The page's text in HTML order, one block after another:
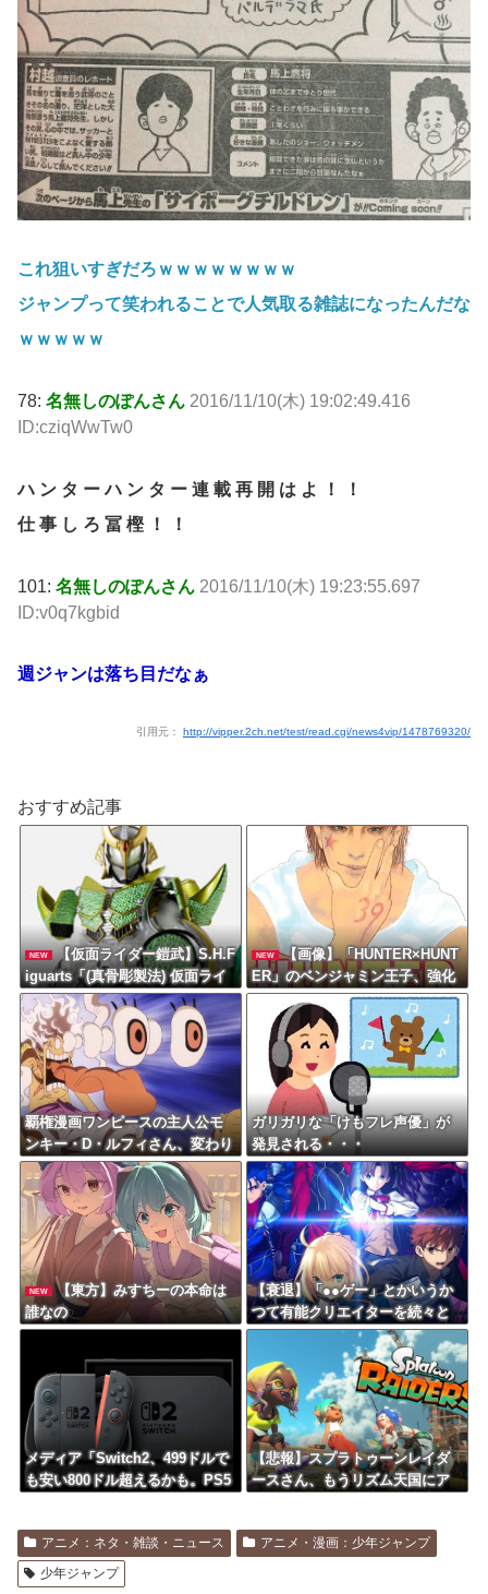
これ狙いすぎだろｗｗｗｗｗｗｗｗ
ジャンプって笑われることで人気取る雑誌になったんだな
ｗｗｗｗｗ
78: 名無しのぽんさん 2016/11/10(木) 19:02:49.416
ID:cziqWwTw0
ハ ン タ ー ハ ン タ ー 連 載 再 開 は よ ！ ！
仕 事 し ろ 冨 樫 ！ ！
101: 名無しのぽんさん 2016/11/10(木) 19:23:55.697
ID:v0q7kgbid
週ジャンは落ち目だなぁ
引用元： http://vipper.2ch.net/test/read.cgi/news4vip/1478769320/
おすすめ記事
NEW
【仮面ライダー鎧武】S.H.F
iguarts「(真骨彫製法) 仮面ライ
ダー斬月 メロンアームズ」可動
フィギュア【16時プレバン受注
開始】
NEW
【画像】「HUNTER×HUNT
ER」のベンジャミン王子、強化
系最強説ｗｗｗｗ
覇権漫画ワンピースの主人公モ
ンキー・D・ルフィさん、変わり
果てた姿で発見される・・・
ガリガリな「けもフレ声優」が
発見される・・・
NEW
【東方】みすちーの本命は
誰なの
【衰退】「●●ゲー」とかいうか
つて有能クリエイターを続々と
輩出した謎の界隈wwwww
メディア「Switch2、499ドルで
も安い800ドル超えるかも。PS5
【悲報】スプラトゥーンレイダ
ースさん、もうリズム天国にア
アニメ：ネタ・雑談・ニュース
アニメ・漫画：少年ジャンプ
少年ジャンプ